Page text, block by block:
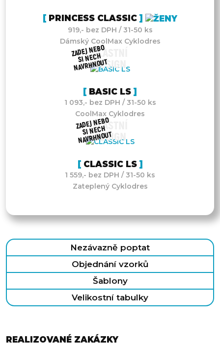
PRINCESS CLASSIC
919,- bez DPH / 31-50 ks
Dámský CoolMax Cyklodres
VLASTNÍ
DESIGN
ZADEJ NEBO
SI NECH
NAVRHNOUT
BASIC LS
1 093,- bez DPH / 31-50 ks
CoolMax Cyklodres
VLASTNÍ
DESIGN
ZADEJ NEBO
SI NECH
NAVRHNOUT
CLASSIC LS
1 559,- bez DPH / 31-50 ks
Zateplený Cyklodres
Nezávazně poptat
Objednání vzorků
Šablony
Velikostní tabulky
REALIZOVANÉ ZAKÁZKY